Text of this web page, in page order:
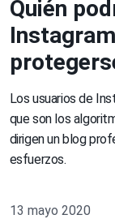
Quién
Los usuarios de
que son los
dirigen un blog
esfuerzos.
13 mayo 2020